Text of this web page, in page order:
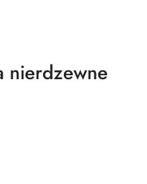
nierdzewne